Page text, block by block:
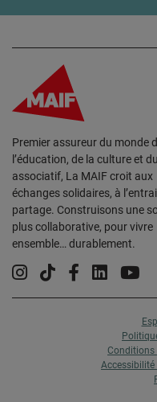
Premier assureur du monde
l’éducation, de la culture et
associatif, La MAIF croit aux
échanges solidaires, à
partage. Construisons une
plus collaborative, pour vivre
ensemble… durablement.
Instagram
TiktokFacebook
Conditions